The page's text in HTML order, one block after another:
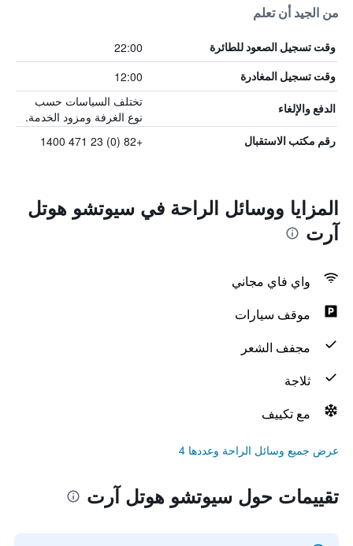
من الجيد أن تعلم
وقت تسجيل الصعود للطائرة 22:00
وقت تسجيل المغادرة 12:00
الدفع والإلغاء
تختلف السياسات حسب
نوع الغرفة ومزود الخدمة.
رقم مكتب الاستقبال +82 (0) 23 471 1400
المزايا ووسائل الراحة في سيوتشو هوتل
آرت
واي فاي مجاني
موقف سيارات
مجفف الشعر
ثلاجة
مع تكييف
عرض جميع وسائل الراحة وعددها 4
تقييمات حول سيوتشو هوتل آرت